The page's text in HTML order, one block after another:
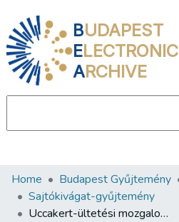
BUDAPEST
ELECTRONIC
ARCHIVE
Communities & Collections
All of DSpace
Home Budapest Gyűjtemény
Sajtókivágat-gyűjtemény
Uccakert-ültetési mozgalom Budapesten